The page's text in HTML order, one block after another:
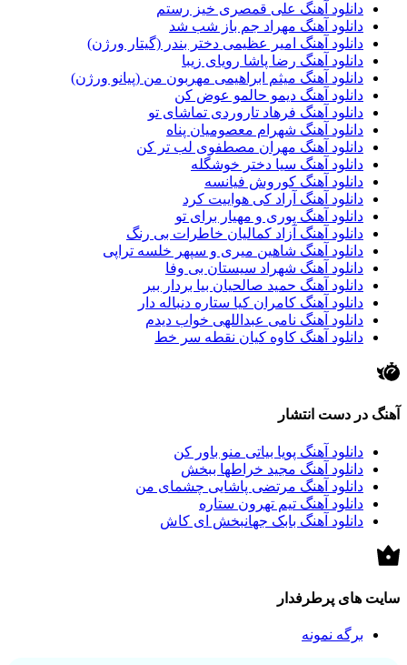
دانلود آهنگ علی قمصری خیز رستم
دانلود آهنگ مهراد جم باز شب شد
دانلود آهنگ امیر عظیمی دختر بندر (گیتار ورژن)
دانلود آهنگ رضا پاشا رویای زیبا
دانلود آهنگ میثم ابراهیمی مهربون من (پیانو ورژن)
دانلود آهنگ دیمو حالمو عوض کن
دانلود آهنگ فرهاد تاروردی تماشای تو
دانلود آهنگ شهرام معصومیان پناه
دانلود آهنگ مهران مصطفوی لب تر کن
دانلود آهنگ سیا دختر خوشگله
دانلود آهنگ کوروش فیانسه
دانلود آهنگ آراد کی هواییت کرد
دانلود آهنگ پوری و مهیار برای تو
دانلود آهنگ آزاد کمالیان خاطرات بی رنگ
دانلود آهنگ شاهین میری و سپهر خلسه تراپی
دانلود آهنگ شهراد سیستان بی وفا
دانلود آهنگ حمید صالحیان بیا بردار ببر
دانلود آهنگ کامران کیا ستاره دنباله دار
دانلود آهنگ نامی عبداللهی خواب دیدم
دانلود آهنگ کاوه کیان نقطه سر خط
آهنگ در دست انتشار
دانلود آهنگ پویا بیاتی منو باور کن
دانلود آهنگ مجید خراطها ببخش
دانلود آهنگ مرتضی پاشایی چشمای من
دانلود آهنگ تیم تهرون ستاره
دانلود آهنگ بابک جهانبخش ای کاش
سایت های پرطرفدار
برگه نمونه